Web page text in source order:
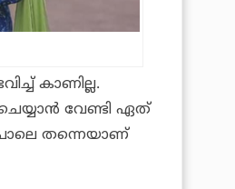
കാണില്ല.
വേണ്ടി ഏത്
തന്നെയാണ്